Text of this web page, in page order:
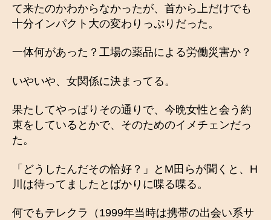
て来たのかわからなかったが、首から上だけでも
十分インパクト大の変わりっぷりだった。
一体何があった？工場の薬品による労働災害か？
いやいや、女関係に決まってる。
果たしてやっぱりその通りで、今晩女性と会う約
束をしているとかで、そのためのイメチェンだっ
た。
「どうしたんだその恰好？」とM田らが聞くと、H
川は待ってましたとばかりに喋る喋る。
何でもテレクラ（1999年当時は携帯の出会い系サ